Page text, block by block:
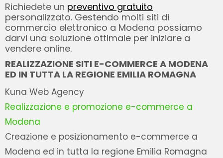
Richiedete un preventivo gratuito
personalizzato. Gestendo molti siti di
commercio elettronico a Modena possiamo
darvi una soluzione ottimale per iniziare a
vendere online.
REALIZZAZIONE SITI E-COMMERCE A MODENA
ED IN TUTTA LA REGIONE EMILIA ROMAGNA
Kuna Web Agency
Realizzazione e promozione e-commerce a
Modena
Creazione e posizionamento e-commerce a
Modena ed in tutta la regione Emilia Romagna